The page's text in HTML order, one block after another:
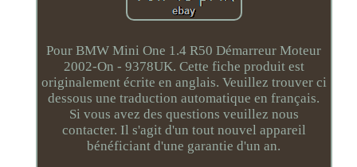
Pour BMW Mini One 1.4 R50 Démarreur Moteur
2002-On - 9378UK. Cette fiche produit est
originalement écrite en anglais. Veuillez trouver ci
dessous une traduction automatique en français.
Si vous avez des questions veuillez nous
contacter. Il s'agit d'un tout nouvel appareil
bénéficiant d'une garantie d'un an.